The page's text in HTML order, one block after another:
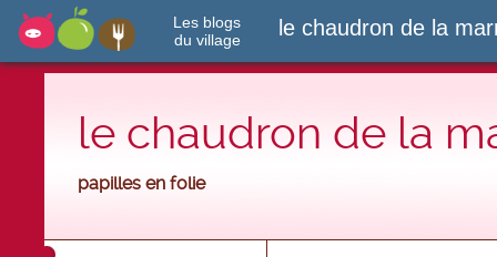
Les blogs
du village
le chaudron de la
le chaudron de la
papilles en folie